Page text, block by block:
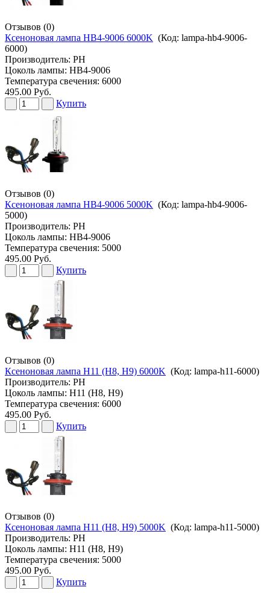
Отзывов (0)
Ксеноновая лампа HB4-9006 6000K (Код: lampa-hb4-9006-
6000)
Производитель: PH
Цоколь лампы: HB4-9006
Температура свечения: 6000
495.00 Руб.
Купить
Отзывов (0)
Ксеноновая лампа HB4-9006 5000K (Код: lampa-hb4-9006-
5000)
Производитель: PH
Цоколь лампы: HB4-9006
Температура свечения: 5000
495.00 Руб.
Купить
Отзывов (0)
Ксеноновая лампа H11 (H8, H9) 6000K (Код: lampa-h11-6000)
Производитель: PH
Цоколь лампы: H11 (H8, H9)
Температура свечения: 6000
495.00 Руб.
Купить
Отзывов (0)
Ксеноновая лампа H11 (H8, H9) 5000K (Код: lampa-h11-5000)
Производитель: PH
Цоколь лампы: H11 (H8, H9)
Температура свечения: 5000
495.00 Руб.
Купить